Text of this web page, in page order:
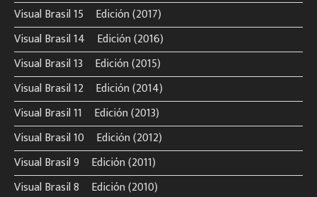
Visual Brasil 15º Edición (2017)
Visual Brasil 14º Edición (2016)
Visual Brasil 13º Edición (2015)
Visual Brasil 12º Edición (2014)
Visual Brasil 11º Edición (2013)
Visual Brasil 10º Edición (2012)
Visual Brasil 9º Edición (2011)
Visual Brasil 8º Edición (2010)